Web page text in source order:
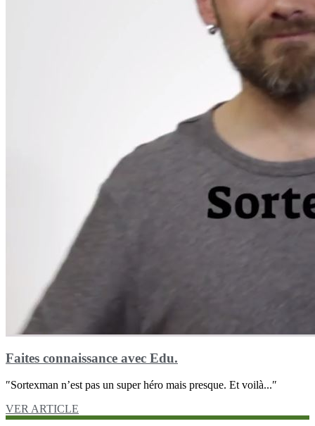
Faites connaissance avec Edu.
″Sortexman n’est pas un super héro mais presque. Et voilà...″
VER ARTICLE